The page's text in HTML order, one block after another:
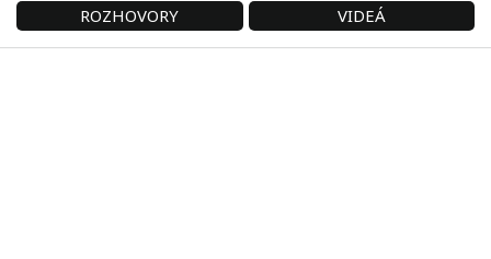
ROZHOVORY
VIDEÁ